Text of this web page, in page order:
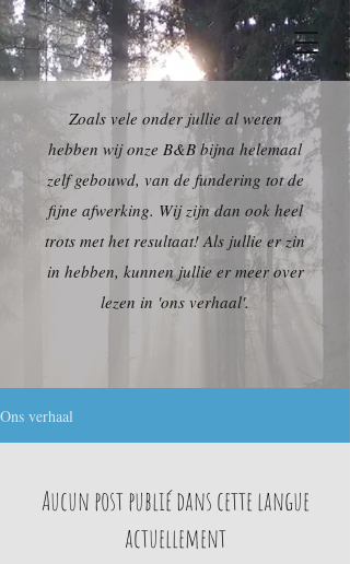
Zoals vele onder jullie al weten
hebben wij onze B&B bijna helemaal
zelf gebouwd, van de fundering tot de
fijne afwerking. Wij zijn dan ook heel
trots met het resultaat! Als jullie er zin
in hebben, kunnen jullie er meer over
lezen in 'ons verhaal'.
Ons verhaal
Aucun post publié dans cette langue
actuellement